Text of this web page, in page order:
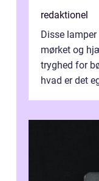
redaktionel
Disse
mørket og
tryghed for
hvad er det